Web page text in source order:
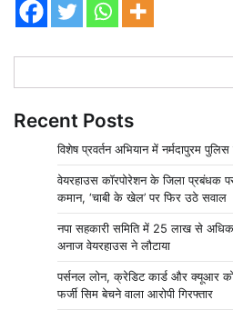
Recent Posts
विशेष प्रवर्तन अभियान में नर्मदापुरम
वेयरहाउस कॉरपोरेशन के जिला प्रबंधक
कमान, ‘चाबी के खेल’ पर फिर उठे सवाल
नपा सहकारी समिति में 25 लाख से
अनाज वेयरहाउस ने लौटाया
पर्सनल लोन, क्रेडिट कार्ड और क्यूआर
फर्जी सिम बेचने वाला आरोपी गिरफ्तार